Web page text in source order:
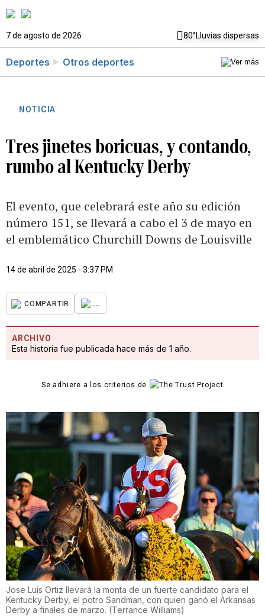
7 de agosto de 2026 80°Lluvias dispersas
Deportes Otros deportes
NOTICIA
Tres jinetes boricuas, y contando,
rumbo al Kentucky Derby
El evento, que celebrará este año su edición
número 151, se llevará a cabo el 3 de mayo en
el emblemático Churchill Downs de Louisville
14 de abril de 2025 - 3:37 PM
COMPARTIR ...
ARCHIVO
Esta historia fue publicada hace más de 1 año.
Se adhiere a los criterios de
Jose Luis Ortiz llevará la monta de un fuerte candidato para el
Kentucky Derby, el potro Sandman, con quien ganó el Arkansas
Derby a finales de marzo. (Terrance Williams)